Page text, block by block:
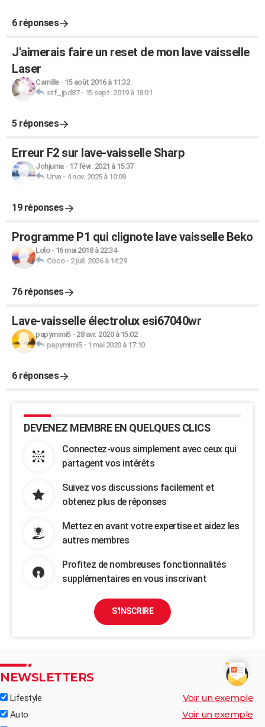
6 réponses
J'aimerais faire un reset de mon lave vaisselle
Laser
Camille- 15 août 2016 à 11:32
stf_jpd87- 15 sept. 2019 à 18:01
5 réponses
Erreur F2 sur lave-vaisselle Sharp
Johjuma- 17 févr. 2021 à 15:37
Urve- 4 nov. 2025 à 10:09
19 réponses
Programme P1 qui clignote lave vaisselle Beko
Lolo- 16 mai 2018 à 22:34
Coco- 2 juil. 2026 à 14:29
76 réponses
Lave-vaisselle électrolux esi67040wr
papymimi5- 28 avr. 2020 à 15:02
papymimi5- 1 mai 2020 à 17:10
6 réponses
DEVENEZ MEMBRE EN QUELQUES CLICS
Connectez-vous simplement avec ceux qui
partagent vos intérêts
Suivez vos discussions facilement et
obtenez plus de réponses
Mettez en avant votre expertise et aidez les
autres membres
Profitez de nombreuses fonctionnalités
supplémentaires en vous inscrivant
S'INSCRIRE
NEWSLETTERS
Lifestyle Voir un exemple
Auto Voir un exemple